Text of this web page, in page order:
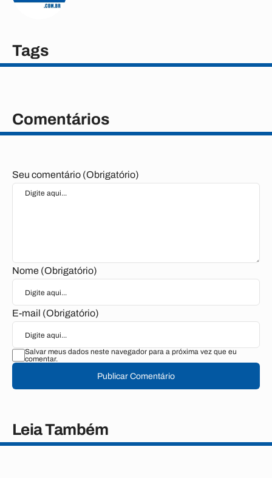
Tags
Comentários
Seu comentário (Obrigatório)
Nome (Obrigatório)
E-mail (Obrigatório)
Salvar meus dados neste navegador para a próxima vez que eu
comentar.
Publicar Comentário
Leia Também